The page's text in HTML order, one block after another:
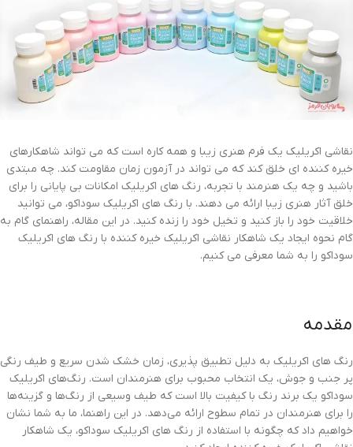
نقاشی اکریلیک یک فرم هنری زیبا و همه کاره است که می تواند شاهکارهای
خیره کننده ای خلق کند که می تواند در آزمون زمان مقاومت کند. چه مبتدی
باشید و چه یک هنرمند با تجربه، رنگ های اکریلیک امکانات بی پایانی را برای
خلق آثار هنری زیبا ارائه می دهند. با رنگ های اکریلیک سوداکو، می توانید
خلاقیت خود را باز کنید و تخیل خود را زنده کنید. در این مقاله، راهنمای گام به
گام نحوه ایجاد یک شاهکار نقاشی اکریلیک خیره کننده با رنگ های اکریلیک
سوداکو را به شما معرفی می کنیم.
مقدمه
رنگ های اکریلیک به دلیل تطبیق پذیری، زمان خشک شدن سریع و طیف رنگی
پر جنب و جوش، یک انتخاب محبوب برای هنرمندان است. رنگ‌های اکریلیک
سوداکو یک برند رنگ با کیفیت بالا است که طیف وسیعی از رنگ‌ها و گزینه‌ها
را برای هنرمندان در تمام سطوح ارائه می‌دهد. در این راهنما، ما به شما نشان
خواهیم داد که چگونه با استفاده از رنگ های اکریلیک سوداکو، یک شاهکار